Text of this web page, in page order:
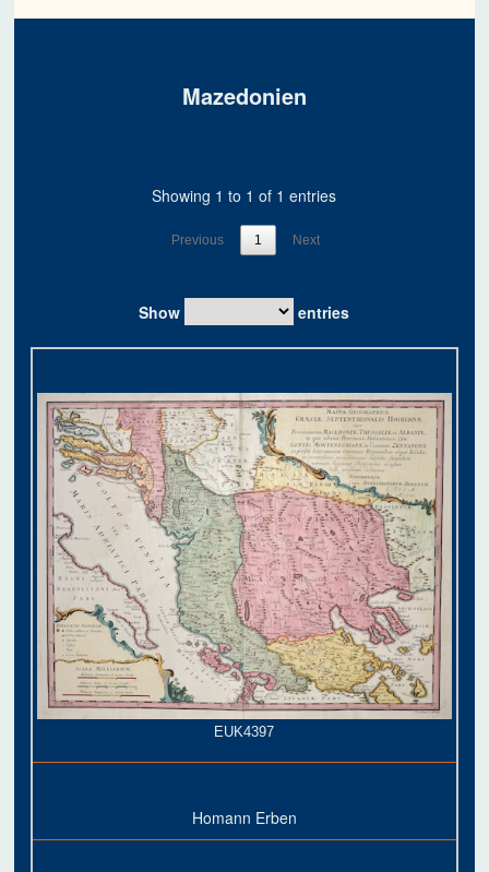
Mazedonien
Show entries
Showing 1 to 1 of 1 entries
Previous 1 Next
EUK4397
Homann Erben